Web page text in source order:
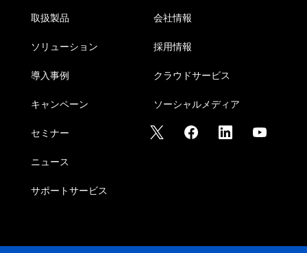
取扱製品
ソリューション
導入事例
キャンペーン
セミナー
ニュース
サポートサービス
会社情報
採用情報
クラウドサービス
ソーシャルメディア